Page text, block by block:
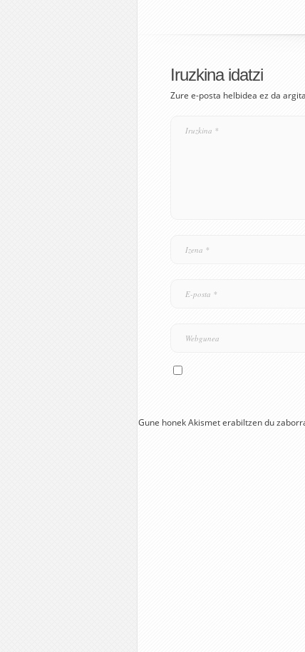
Iruzkina idatzi
Zure e-posta helbidea ez da
Gune honek Akismet erabiltzen du